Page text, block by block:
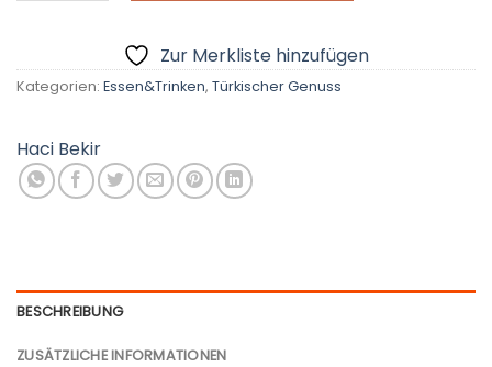
Zur Merkliste hinzufügen
Kategorien: Essen&Trinken, Türkischer Genuss
Haci Bekir
BESCHREIBUNG
ZUSÄTZLICHE INFORMATIONEN